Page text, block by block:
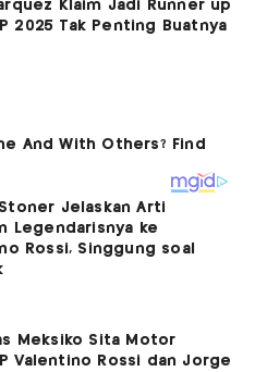
Klaim Jadi Runner up
2025 Tak Penting Buatnya
Jelaskan Arti
Legendarisnya ke
Rossi, Singgung soal
Meksiko Sita Motor
Valentino Rossi dan Jorge